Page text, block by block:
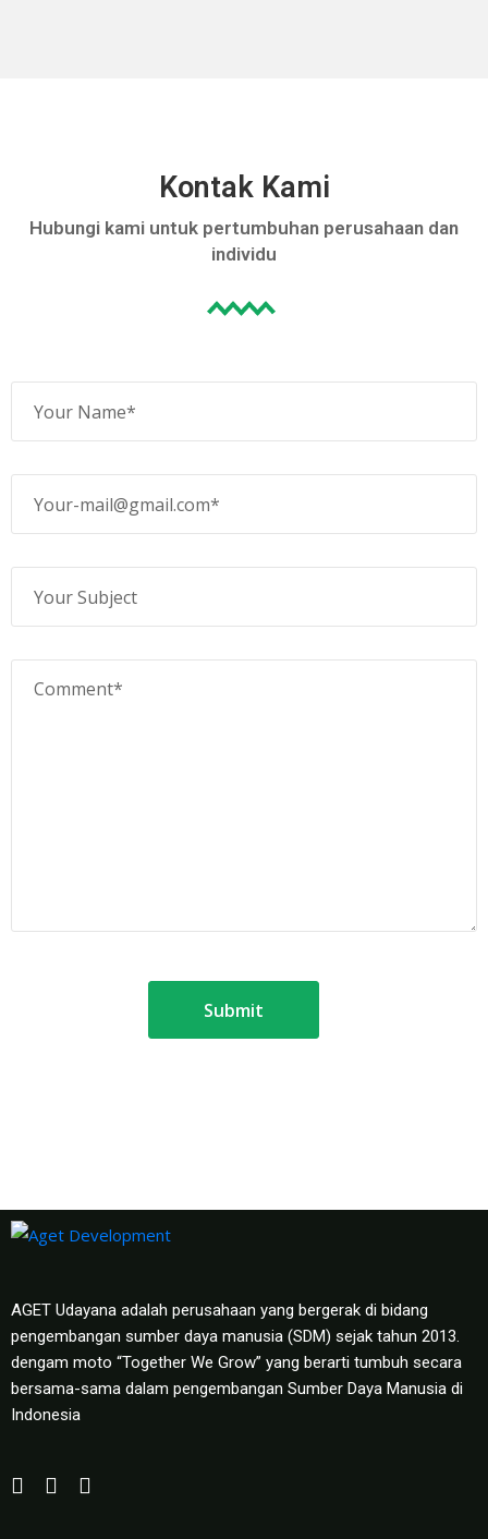
Kontak Kami
Hubungi kami untuk pertumbuhan perusahaan dan
individu
AGET Udayana adalah perusahaan yang bergerak di bidang
pengembangan sumber daya manusia (SDM) sejak tahun 2013.
dengam moto “Together We Grow” yang berarti tumbuh secara
bersama-sama dalam pengembangan Sumber Daya Manusia di
Indonesia